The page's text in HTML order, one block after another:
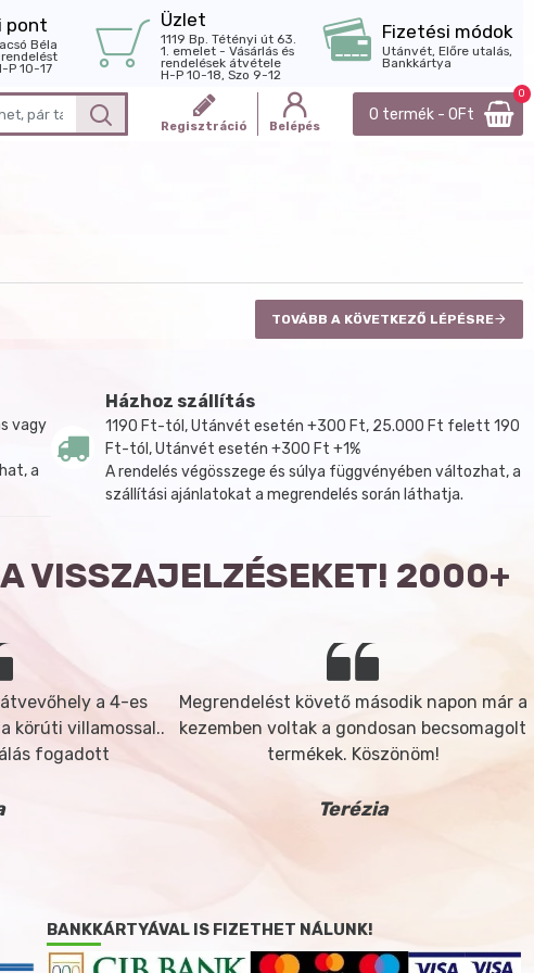
pont
Béla
P 10-17
Üzlet
1119 Bp. Tétényi út 63.
1. emelet - Vásárlás és
rendelések átvétele
H-P 10-18, Szo 9-12
Fizetési módok
Utánvét, Előre utalás,
Bankkártya
Regisztráció Belépés
0 termék - 0Ft
0
TOVÁBB A KÖVETKEZŐ LÉPÉSRE
vagy
a
Házhoz szállítás
1190 Ft-tól, Utánvét esetén +300 Ft, 25.000 Ft felett 190
Ft-tól, Utánvét esetén +300 Ft +1%
A rendelés végösszege és súlya függvényében változhat, a
szállítási ajánlatokat a megrendelés során láthatja.
A VISSZAJELZÉSEKET! 2000+
a 4-es
körúti villamossal..
fogadott
Megrendelést követő második napon már a
kezemben voltak a gondosan becsomagolt
termékek. Köszönöm!
Terézia
BANKKÁRTYÁVAL IS FIZETHET NÁLUNK!